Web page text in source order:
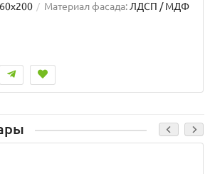
Материал фасада:ЛДСП / МДФ